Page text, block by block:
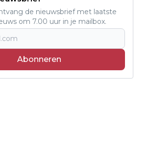
de nieuwsbrief met laatste
om 7.00 uur in je mailbox.
Abonneren